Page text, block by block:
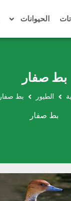
الحيوانات
بط صفار
الطيور بط صفار
بط صفار